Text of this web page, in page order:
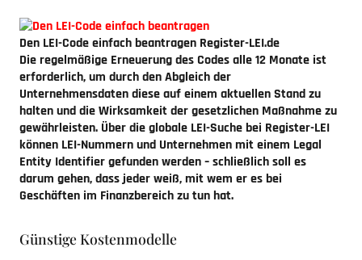
Den LEI-Code einfach beantragen Register-LEI.de
Die regelmäßige Erneuerung des Codes alle 12 Monate ist
erforderlich, um durch den Abgleich der
Unternehmensdaten diese auf einem aktuellen Stand zu
halten und die Wirksamkeit der gesetzlichen Maßnahme zu
gewährleisten. Über die globale LEI-Suche bei Register-LEI
können LEI-Nummern und Unternehmen mit einem Legal
Entity Identifier gefunden werden – schließlich soll es
darum gehen, dass jeder weiß, mit wem er es bei
Geschäften im Finanzbereich zu tun hat.
Günstige Kostenmodelle